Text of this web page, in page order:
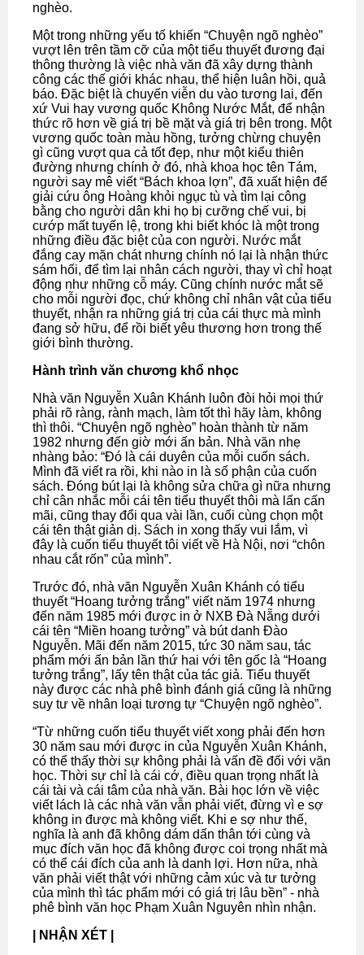
nghèo.
Một trong những yếu tố khiến “Chuyện ngõ nghèo”
vượt lên trên tầm cỡ của một tiểu thuyết đương đại
thông thường là việc nhà văn đã xây dựng thành
công các thế giới khác nhau, thể hiện luân hồi, quả
báo. Đặc biệt là chuyến viễn du vào tương lai, đến
xứ Vui hay vương quốc Không Nước Mắt, để nhận
thức rõ hơn về giá trị bề mặt và giá trị bên trong. Một
vương quốc toàn màu hồng, tưởng chừng chuyện
gì cũng vượt qua cả tốt đẹp, như một kiểu thiên
đường nhưng chính ở đó, nhà khoa học tên Tám,
người say mê viết “Bách khoa lợn”, đã xuất hiện để
giải cứu ông Hoàng khỏi ngục tù và tìm lại công
bằng cho người dân khi họ bị cưỡng chế vui, bị
cướp mất tuyến lệ, trong khi biết khóc là một trong
những điều đặc biệt của con người. Nước mắt
đắng cay mặn chát nhưng chính nó lại là nhận thức
sám hối, để tìm lại nhân cách người, thay vì chỉ hoạt
động như những cỗ máy. Cũng chính nước mắt sẽ
cho mỗi người đọc, chứ không chỉ nhân vật của tiểu
thuyết, nhận ra những giá trị của cái thực mà mình
đang sở hữu, để rồi biết yêu thương hơn trong thế
giới bình thường.
Hành trình văn chương khổ nhọc
Nhà văn Nguyễn Xuân Khánh luôn đòi hỏi mọi thứ
phải rõ ràng, rành mạch, làm tốt thì hãy làm, không
thì thôi. “Chuyện ngõ nghèo” hoàn thành từ năm
1982 nhưng đến giờ mới ấn bản. Nhà văn nhẹ
nhàng bảo: “Đó là cái duyên của mỗi cuốn sách.
Mình đã viết ra rồi, khi nào in là số phận của cuốn
sách. Đóng bút lại là không sửa chữa gì nữa nhưng
chỉ cân nhắc mỗi cái tên tiểu thuyết thôi mà lấn cấn
mãi, cũng thay đổi qua vài lần, cuối cùng chọn một
cái tên thật giản dị. Sách in xong thấy vui lắm, vì
đây là cuốn tiểu thuyết tôi viết về Hà Nội, nơi “chôn
nhau cắt rốn” của mình”.
Trước đó, nhà văn Nguyễn Xuân Khánh có tiểu
thuyết “Hoang tưởng trắng” viết năm 1974 nhưng
đến năm 1985 mới được in ở NXB Đà Nẵng dưới
cái tên “Miền hoang tưởng” và bút danh Đào
Nguyễn. Mãi đến năm 2015, tức 30 năm sau, tác
phẩm mới ấn bản lần thứ hai với tên gốc là “Hoang
tưởng trắng”, lấy tên thật của tác giả. Tiểu thuyết
này được các nhà phê bình đánh giá cũng là những
suy tư về nhân loại tương tự “Chuyện ngõ nghèo”.
“Từ những cuốn tiểu thuyết viết xong phải đến hơn
30 năm sau mới được in của Nguyễn Xuân Khánh,
có thể thấy thời sự không phải là vấn đề đối với văn
học. Thời sự chỉ là cái cớ, điều quan trọng nhất là
cái tài và cái tâm của nhà văn. Bài học lớn về việc
viết lách là các nhà văn vẫn phải viết, đừng vì e sợ
không in được mà không viết. Khi e sợ như thế,
nghĩa là anh đã không dám dấn thân tới cùng và
mục đích văn học đã không được coi trọng nhất mà
có thể cái đích của anh là danh lợi. Hơn nữa, nhà
văn phải viết thật với những cảm xúc và tư tưởng
của mình thì tác phẩm mới có giá trị lâu bền” - nhà
phê bình văn học Phạm Xuân Nguyên nhìn nhận.
| NHẬN XÉT |